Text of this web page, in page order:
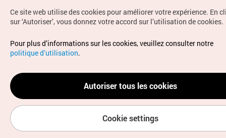
Droits d’auteur (c) Office National du Tourisme en Corée.
Tous droits réservés.
Pour les rapports d'erreurs et demandes de renseignements,
adressez vos demandes à
info.ontc@gmail.com
Ce site web utilise des cookies pour améliorer votre expérience. En
sur ‘Autoriser’, vous donnez votre accord sur l’utilisation de cookies.
Pour plus d’informations sur les cookies, veuillez consulter notre
politique d’utilisation.
Autoriser tous les cookies
Cookie settings